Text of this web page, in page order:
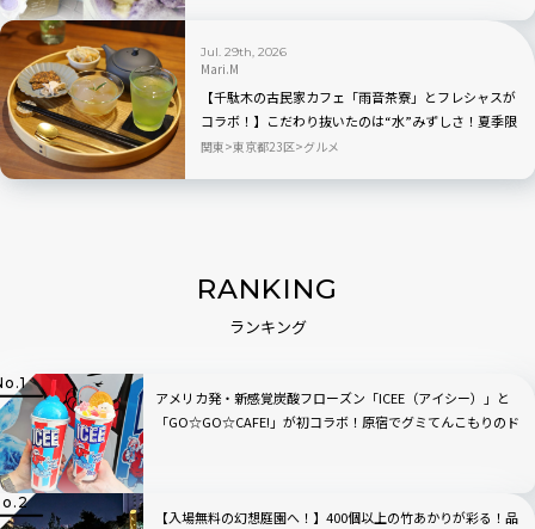
Jul. 29th, 2026
Mari.M
【千駄木の古民家カフェ「雨音茶寮」とフレシャスが
コラボ！】こだわり抜いたのは“水”みずしさ！夏季限
定の冷茶と和菓子が登場
関東 東京都23区 グルメ
RANKING
ランキング
アメリカ発・新感覚炭酸フローズン「ICEE（アイシー）」と
「GO☆GO☆CAFE!」が初コラボ！原宿でグミてんこもりのド
【入場無料の幻想庭園へ！】400個以上の竹あかりが彩る！品